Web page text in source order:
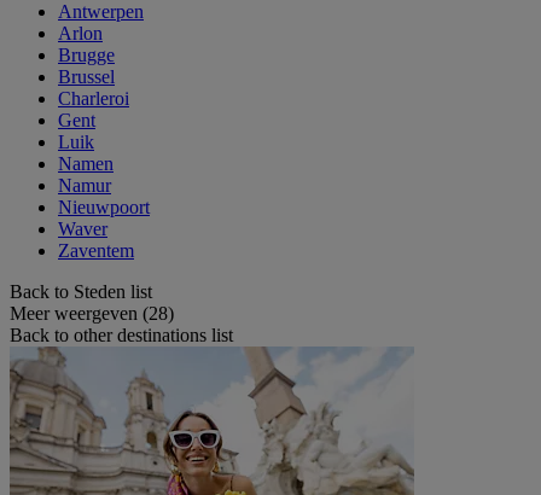
Antwerpen
Arlon
Brugge
Brussel
Charleroi
Gent
Luik
Namen
Namur
Nieuwpoort
Waver
Zaventem
Back to Steden list
Meer weergeven (28)
Back to other destinations list